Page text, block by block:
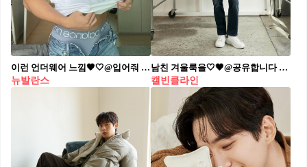
이런 언더웨어 느낌🖤🤍@입어줘 남친 크리스마스 선물템🎁🔥뉴발란스 언더웨어 #광고
뉴발란스
남친 겨울룩을🤍🖤@공유합니다 캘빈클라인 진 x 박서준😎❤️훈훈하고 따스한 조합 #광고
캘빈클라인